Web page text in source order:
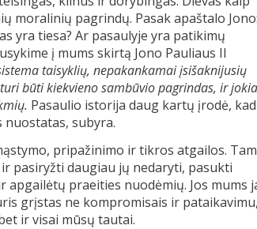
moralinių pagrindų. Pasak apaštalo Jono:
yra tiesa? Ar pasaulyje yra patikimų
į mums skirtą Jono Pauliaus II
taisyklių, nepakankamai įsišaknijusių
būti kiekvieno sambūvio pagrindas, ir jokia
Pasaulio istorija daug kartų įrodė, kad
subyra.
pripažinimo ir tikros atgailos. Tam
pasiryžti daugiau jų nedaryti, pasukti
praeities nuodėmių. Jos mums
grįstas ne kompromisais ir pataikavimu,
ir visai mūsų tautai.